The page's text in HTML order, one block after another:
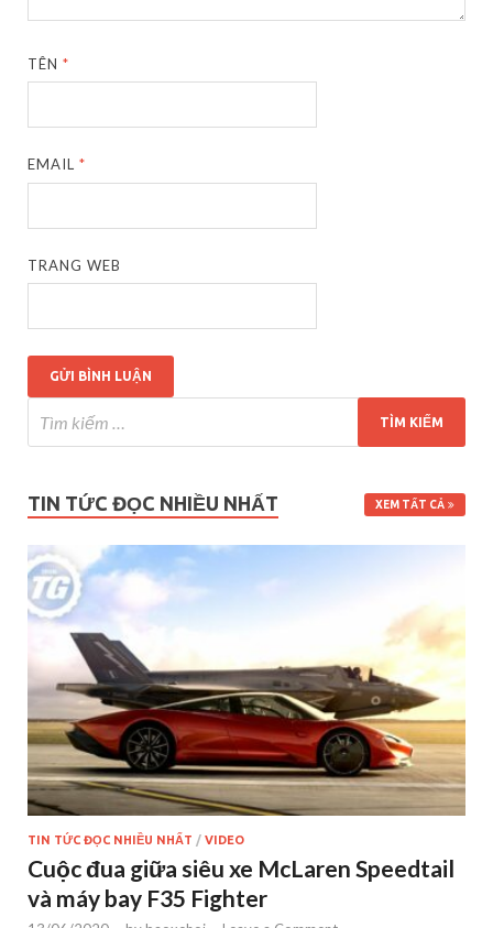
TÊN*
EMAIL*
TRANG WEB
TIN TỨC ĐỌC NHIỀU NHẤT XEM TẤT CẢ
TIN TỨC ĐỌC NHIỀU NHẤT / VIDEO
Cuộc đua giữa siêu xe McLaren Speedtail
và máy bay F35 Fighter